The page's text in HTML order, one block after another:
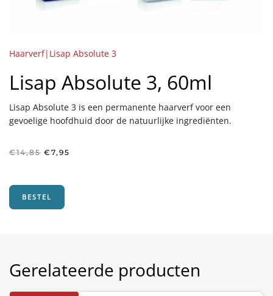
Haarverf|Lisap Absolute 3
Lisap Absolute 3, 60ml
Lisap Absolute 3 is een permanente haarverf voor een
gevoelige hoofdhuid door de natuurlijke ingrediënten.
€14,85 Oorspronkelijke
€ 7,95
BESTEL
Gerelateerde producten